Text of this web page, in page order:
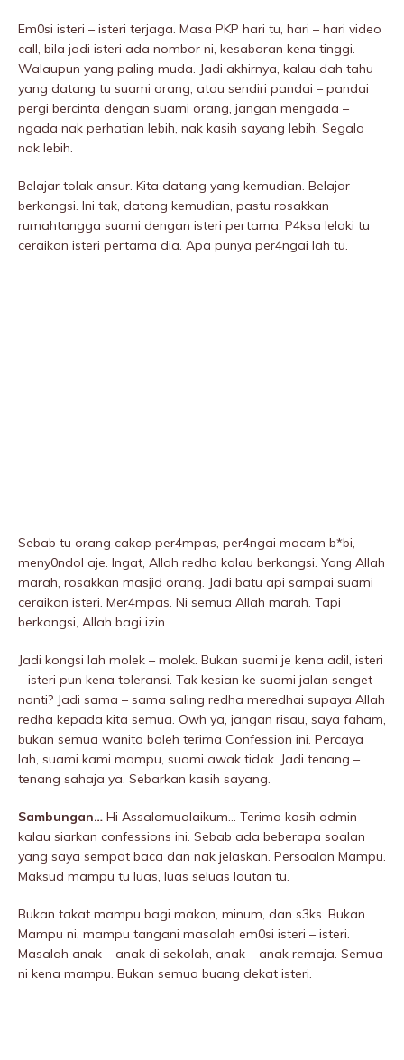
Em0si isteri – isteri terjaga. Masa PKP hari tu, hari – hari video
call, bila jadi isteri ada nombor ni, kesabaran kena tinggi.
Walaupun yang paling muda. Jadi akhirnya, kalau dah tahu
yang datang tu suami orang, atau sendiri pandai – pandai
pergi bercinta dengan suami orang, jangan mengada –
ngada nak perhatian lebih, nak kasih sayang lebih. Segala
nak lebih.
Belajar tolak ansur. Kita datang yang kemudian. Belajar
berkongsi. Ini tak, datang kemudian, pastu rosakkan
rumahtangga suami dengan isteri pertama. P4ksa lelaki tu
ceraikan isteri pertama dia. Apa punya per4ngai lah tu.
Sebab tu orang cakap per4mpas, per4ngai macam b*bi,
meny0ndol aje. Ingat, Allah redha kalau berkongsi. Yang Allah
marah, rosakkan masjid orang. Jadi batu api sampai suami
ceraikan isteri. Mer4mpas. Ni semua Allah marah. Tapi
berkongsi, Allah bagi izin.
Jadi kongsi lah molek – molek. Bukan suami je kena adil, isteri
– isteri pun kena toleransi. Tak kesian ke suami jalan senget
nanti? Jadi sama – sama saling redha meredhai supaya Allah
redha kepada kita semua. Owh ya, jangan risau, saya faham,
bukan semua wanita boleh terima Confession ini. Percaya
lah, suami kami mampu, suami awak tidak. Jadi tenang –
tenang sahaja ya. Sebarkan kasih sayang.
Sambungan… Hi Assalamualaikum… Terima kasih admin
kalau siarkan confessions ini. Sebab ada beberapa soalan
yang saya sempat baca dan nak jelaskan. Persoalan Mampu.
Maksud mampu tu luas, luas seluas lautan tu.
Bukan takat mampu bagi makan, minum, dan s3ks. Bukan.
Mampu ni, mampu tangani masalah em0si isteri – isteri.
Masalah anak – anak di sekolah, anak – anak remaja. Semua
ni kena mampu. Bukan semua buang dekat isteri.